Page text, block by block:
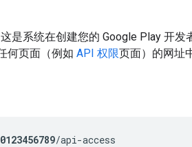
是系统在创建您的 Google Play 开发
何页面（例如 API 权限页面）的网址